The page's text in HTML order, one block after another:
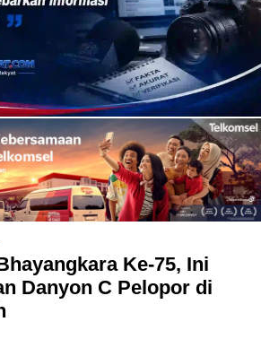
Ke-75, Ini
Danyon C Pelopor di